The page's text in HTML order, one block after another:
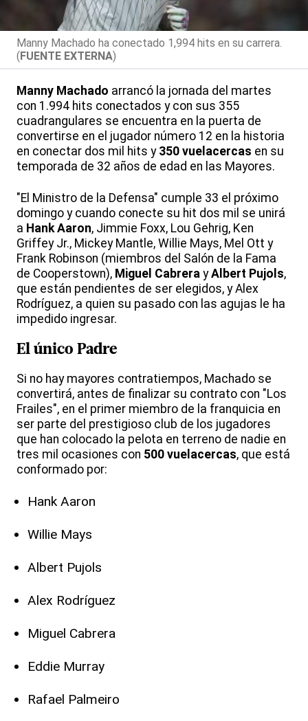
Manny Machado ha conectado 1,994 hits en su carrera.
(FUENTE EXTERNA)
Manny Machado arrancó la jornada del martes
con 1.994 hits conectados y con sus 355
cuadrangulares se encuentra en la puerta de
convertirse en el jugador número 12 en la historia
en conectar dos mil hits y 350 vuelacercas en su
temporada de 32 años de edad en las Mayores.
"El Ministro de la Defensa" cumple 33 el próximo
domingo y cuando conecte su hit dos mil se unirá
a Hank Aaron, Jimmie Foxx, Lou Gehrig, Ken
Griffey Jr., Mickey Mantle, Willie Mays, Mel Ott y
Frank Robinson (miembros del Salón de la Fama
de Cooperstown), Miguel Cabrera yAlbert Pujols,
que están pendientes de ser elegidos, y Alex
Rodríguez, a quien su pasado con las agujas le ha
impedido ingresar.
El único Padre
Si no hay mayores contratiempos, Machado se
convertirá, antes de finalizar su contrato con "Los
Frailes", en el primer miembro de la franquicia en
ser parte del prestigioso club de los jugadores
que han colocado la pelota en terreno de nadie en
tres mil ocasiones con 500 vuelacercas, que está
conformado por:
Hank Aaron
Willie Mays
Albert Pujols
Alex Rodríguez
Miguel Cabrera
Eddie Murray
Rafael Palmeiro